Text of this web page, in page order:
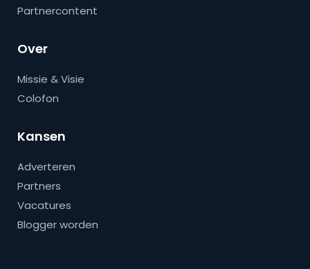
Partnercontent
Over
Missie & Visie
Colofon
Kansen
Adverteren
Partners
Vacatures
Blogger worden